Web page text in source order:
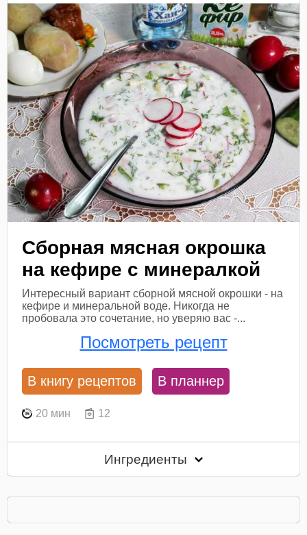
Сборная мясная окрошка
на кефире с минералкой
Интересный вариант сборной мясной окрошки - на
кефире и минеральной воде. Никогда не
пробовала это сочетание, но уверяю вас -...
Посмотреть рецепт
В книгу рецептов В планнер
20 мин 12
Ингредиенты